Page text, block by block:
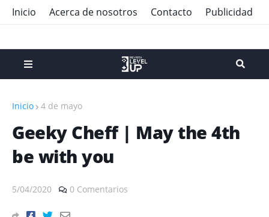
Inicio Acerca de nosotros Contacto Publicidad
Inicio 4 de mayo
Geeky Cheff | May the 4th
be with you
5/04/2020 0 Comentarios